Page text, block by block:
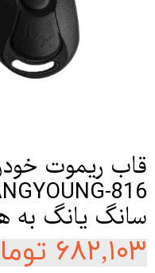
سانگ یانگ به
۶۸۲,۱۰۳ تومان